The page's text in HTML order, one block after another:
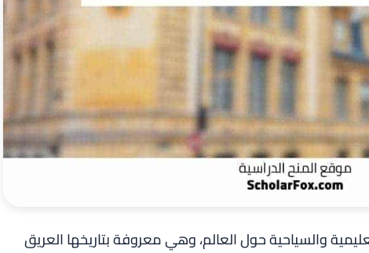
والسياحية حول العالم، وهي معروفة بتاريخها العريق